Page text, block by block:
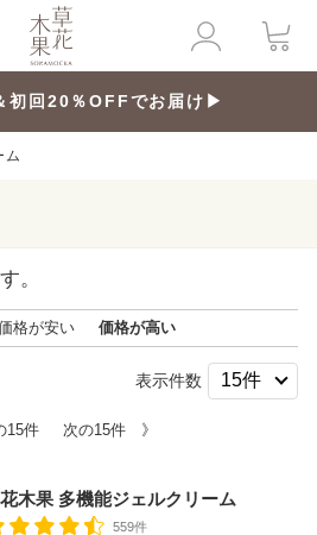
初回20％OFFでお届け▶
ム
。
格が安い 価格が高い
表示件数
15件 次の15件 》
木果 多機能ジェルクリーム
559件